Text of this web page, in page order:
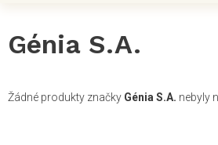
Génia S.A.
Žádné produkty značky Génia S.A. nebyly